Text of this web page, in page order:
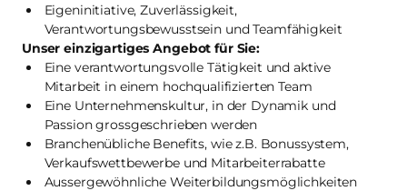
Eigeninitiative, Zuverlässigkeit,
Verantwortungsbewusstsein und Teamfähigkeit
Unser einzigartiges Angebot für Sie:
Eine verantwortungsvolle Tätigkeit und aktive
Mitarbeit in einem hochqualifizierten Team
Eine Unternehmenskultur, in der Dynamik und
Passion grossgeschrieben werden
Branchenübliche Benefits, wie z.B. Bonussystem,
Verkaufswettbewerbe und Mitarbeiterrabatte
Aussergewöhnliche Weiterbildungsmöglichkeiten